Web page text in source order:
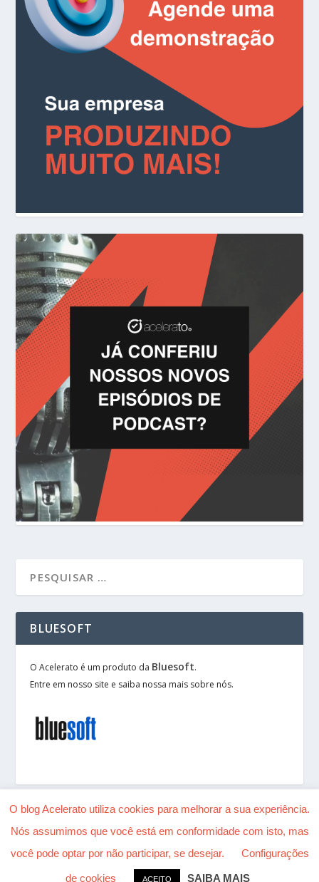
BLUESOFT
O Acelerato é um produto da Bluesoft.
Entre em nosso site e saiba nossa mais sobre nós.
Desenhado porElegant Themes| Alimentado por
O blog Acelerato utiliza cookies para melhorar a sua experiência.
Nós assumimos que você está em conformidade com isto, mas
você pode optar por não participar, se desejar.
Configurações
de cookies ACEITO SAIBA MAIS